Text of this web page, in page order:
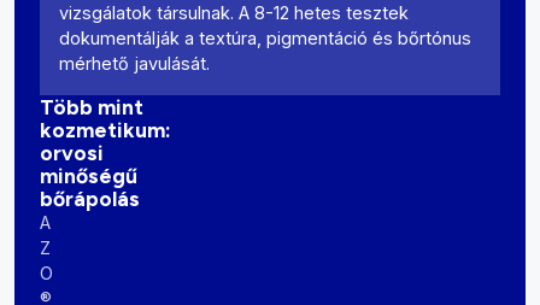
vizsgálatok társulnak. A 8-12 hetes tesztek
dokumentálják a textúra, pigmentáció és bőrtónus
mérhető javulását.
Több mint
kozmetikum:
orvosi
minőségű
bőrápolás
A
Z
O
®